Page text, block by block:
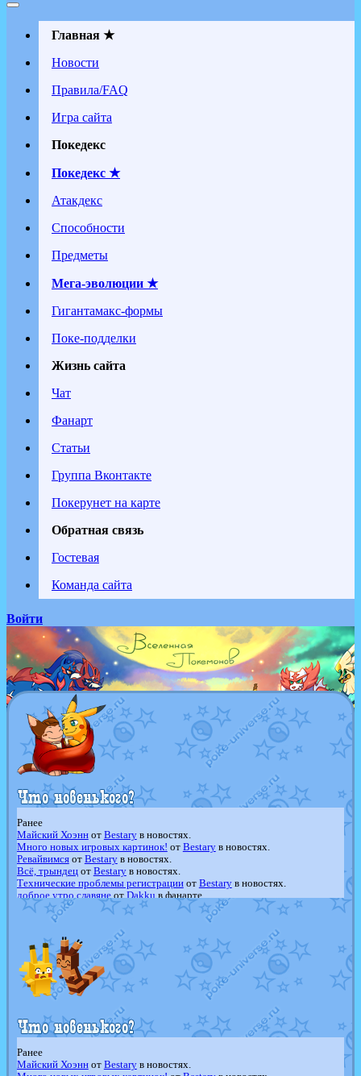
Главная ★
Новости
Правила/FAQ
Игра сайта
Покедекс
Покедекс ★
Атакдекс
Способности
Предметы
Мега-эволюции ★
Гигантамакс-формы
Поке-подделки
Жизнь сайта
Чат
Фанарт
Статьи
Группа Вконтакте
Покерунет на карте
Обратная связь
Гостевая
Команда сайта
Войти
Ранее
Майский Хоэннот Bestaryв новостях.
Много новых игровых картинок! от Bestaryв новостях.
Ревайвимсяот Bestaryв новостях.
Всё, трындецот Bestaryв новостях.
Технические проблемы регистрацииот Bestaryв новостях.
доброе утро славянеот Dakku в фанарте.
Йолда и Мимикью отMavisNyanCatв фанарте.
Недовольный котомангуст
в фанарте.
отRandomon
шадоу спиритомб
отilovearceus
в фанарте.
траббишотilovearceusв фанарте.
Raging BoltотGraceDaFox
в фанарте.
Shadow mismagiusотJOK_julia
в фанарте.
художникотvicavicaв фанарте.
Ранее
Майский Хоэннот Bestaryв новостях.